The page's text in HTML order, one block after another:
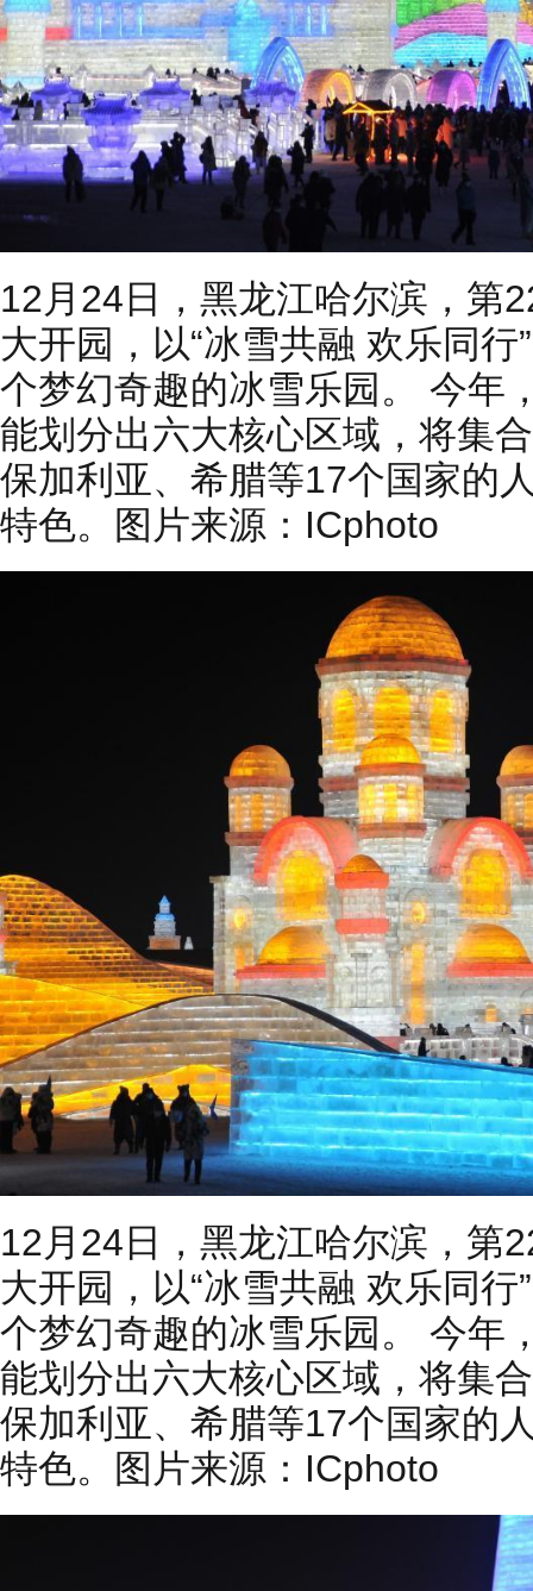
12月24日，黑龙江哈尔滨，第
大开园，以“冰雪共融 欢乐同
个梦幻奇趣的冰雪乐园。 今年
能划分出六大核心区域，将集
保加利亚、希腊等17个国家的
特色。图片来源：ICphoto
12月24日，黑龙江哈尔滨，第
大开园，以“冰雪共融 欢乐同
个梦幻奇趣的冰雪乐园。 今年
能划分出六大核心区域，将集
保加利亚、希腊等17个国家的
特色。图片来源：ICphoto